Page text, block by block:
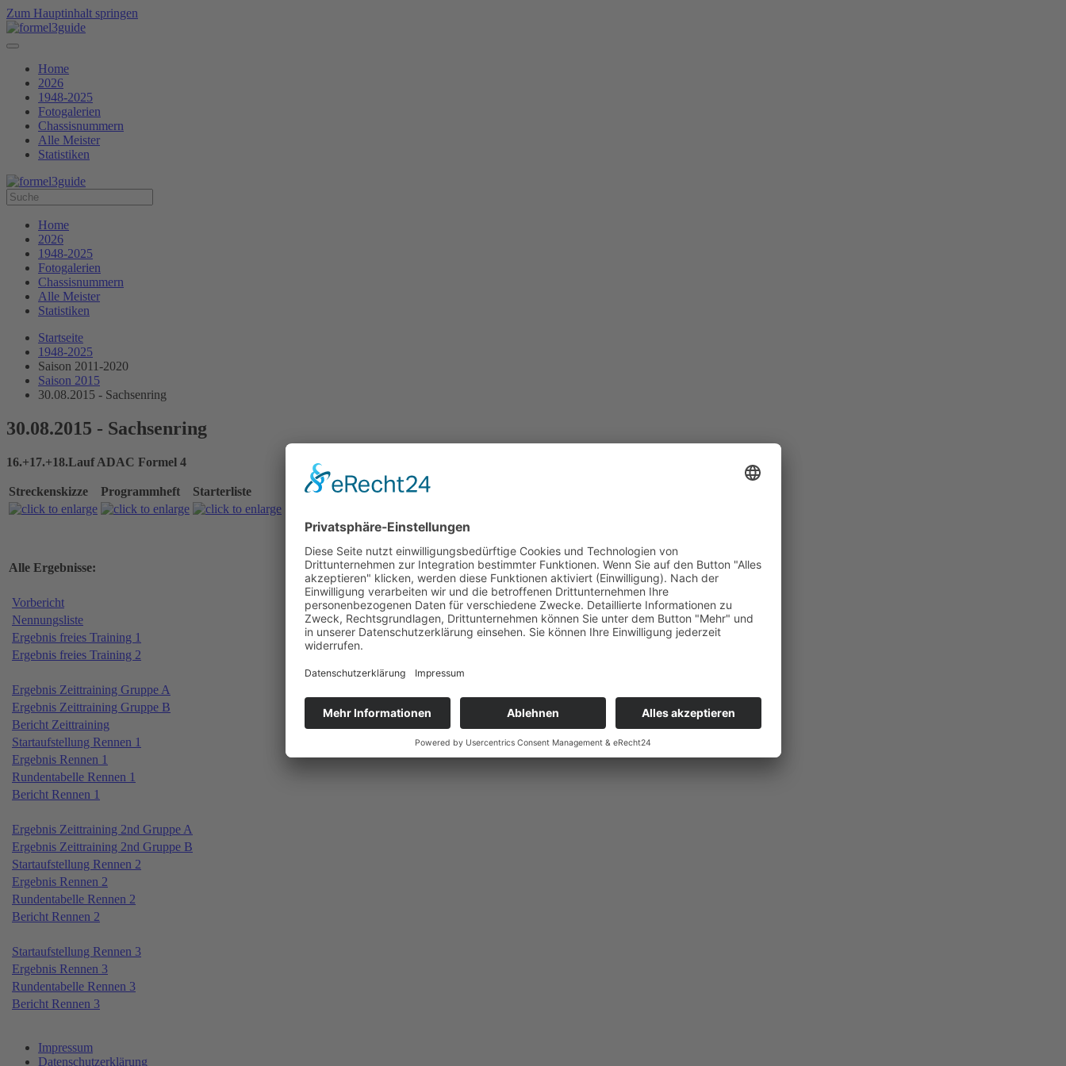
Zum Hauptinhalt springen
Home
2026
1948-2025
Fotogalerien
Chassisnummern
Alle Meister
Statistiken
Home
2026
1948-2025
Fotogalerien
Chassisnummern
Alle Meister
Statistiken
Startseite
1948-2025
Saison 2011-2020
Saison 2015
30.08.2015 - Sachsenring
30.08.2015 - Sachsenring
16.+17.+18.Lauf ADAC Formel 4
Streckenskizze Programmheft Starterliste
Alle Ergebnisse:
Vorbericht
Nennungsliste
Ergebnis freies Training 1
Ergebnis freies Training 2
Ergebnis Zeittraining Gruppe A
Ergebnis Zeittraining Gruppe B
Bericht Zeittraining
Startaufstellung Rennen 1
Ergebnis Rennen 1
Rundentabelle Rennen 1
Bericht Rennen 1
Ergebnis Zeittraining 2nd Gruppe A
Ergebnis Zeittraining 2nd Gruppe B
Startaufstellung Rennen 2
Ergebnis Rennen 2
Rundentabelle Rennen 2
Bericht Rennen 2
Startaufstellung Rennen 3
Ergebnis Rennen 3
Rundentabelle Rennen 3
Bericht Rennen 3
Impressum
Datenschutzerklärung